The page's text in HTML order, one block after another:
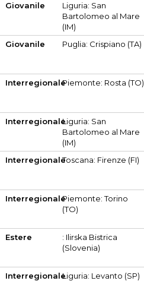
Giovanile
Liguria: San
Bartolomeo al Mare
(IM)
Giovanile Puglia: Crispiano (TA)
InterregionalePiemonte: Rosta (TO)
InterregionaleLiguria: San
Bartolomeo al Mare
(IM)
InterregionaleToscana: Firenze (FI)
InterregionalePiemonte: Torino
(TO)
Estere
: Ilirska Bistrica
(Slovenia)
InterregionaleLiguria: Levanto (SP)